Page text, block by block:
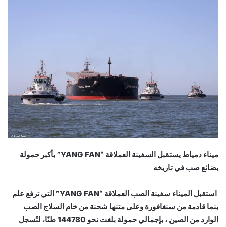
ميناء دمياط يستقبل السفينة العملاقة “YANG FAN” بأكبر حمولة
بضائع صب في تاريخه
استقبل الميناء سفينة الصب العملاقة “YANG FAN” التي ترفع علم
بنما قادمة من سنغافورة وعلى متنها شحنة من خام السلاج الصب
الوارد من الصين ، بإجمالي حمولة بلغت نحو 144780 طنًا، لتُسجل